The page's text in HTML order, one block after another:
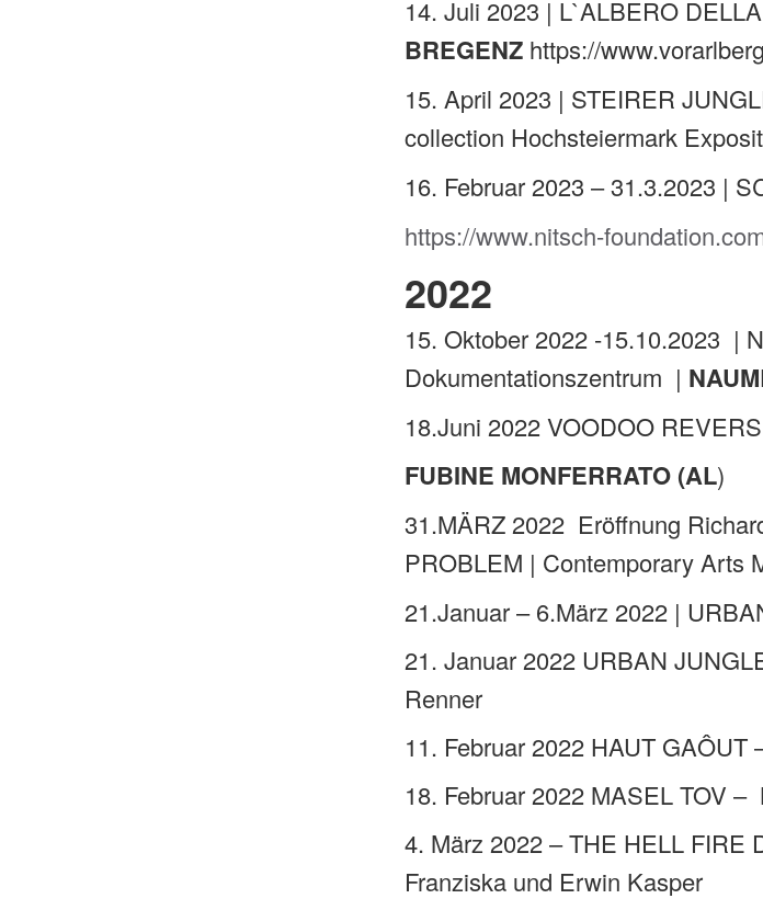
14. Juli 2023 | L`ALBERO
BREGENZ https://
15. April 2023 | STEIRER
collection Hochsteiermark
16. Februar 2023 – 31.3.2023 |
https://www.nitsch-
2022
15. Oktober 2022 -15.10.2023 |
Dokumentationszentrum |
18.Juni 2022 VOODOO
FUBINE MONFERRATO (AL)
31.MÄRZ 2022 Eröffnung
PROBLEM | Contemporary Arts
21.Januar – 6.März 2022 |
21. Januar 2022 URBAN
Renner
11. Februar 2022 HAUT
18. Februar 2022 MASEL TOV
4. März 2022 – THE HELL FIRE
Franziska und Erwin Kasper